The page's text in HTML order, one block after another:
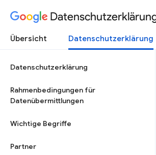
Übersicht Datenschutzerklärung
Datenschutzerklärung
Rahmenbedingungen für
Datenübermittlungen
Wichtige Begriffe
Partner